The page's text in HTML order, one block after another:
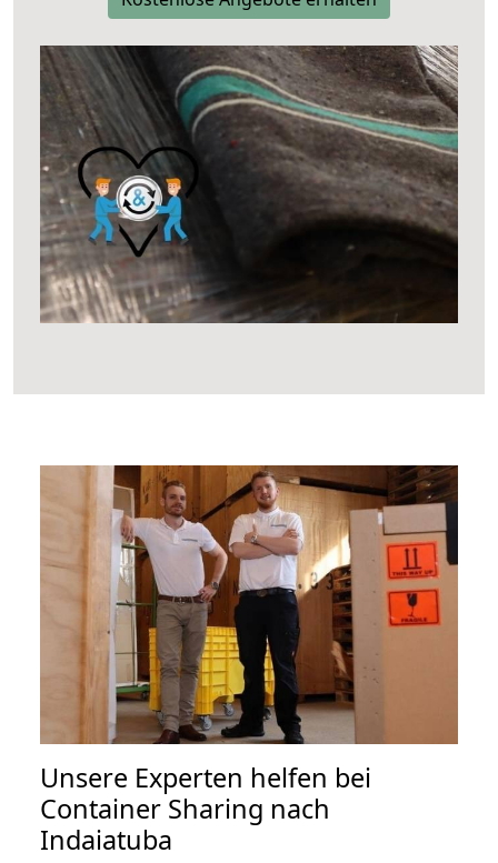
Unsere Experten helfen bei
Container Sharing nach
Indaiatuba